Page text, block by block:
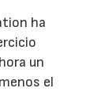
ha
un
el